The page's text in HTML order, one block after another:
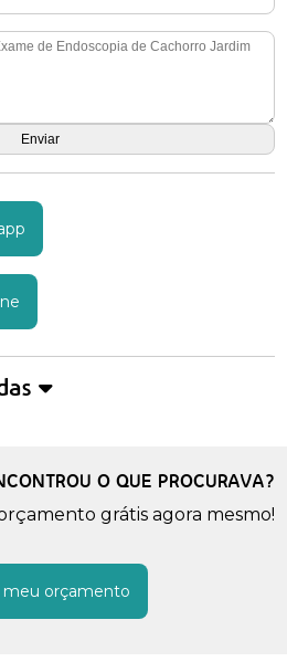
O QUE PROCURAVA?
grátis agora mesmo!
meu orçamento